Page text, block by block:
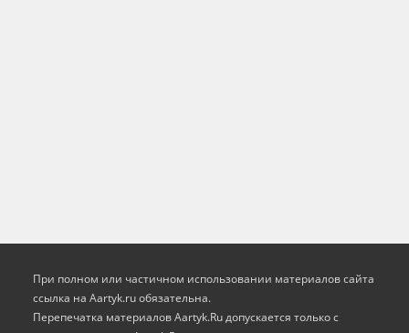
При полном или частичном использовании материалов сайта
ссылка на Aartyk.ru oбязательна.
Перепечатка материалов Aartyk.Ru допускается только с